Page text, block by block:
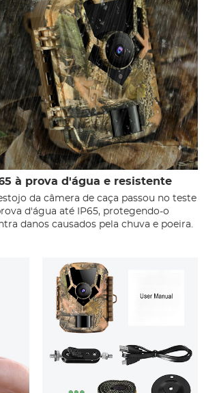
à prova d'água e resistente
da câmera de caça passou no teste
d'água até IP65, protegendo-o
danos causados ​​pela chuva e poeira.